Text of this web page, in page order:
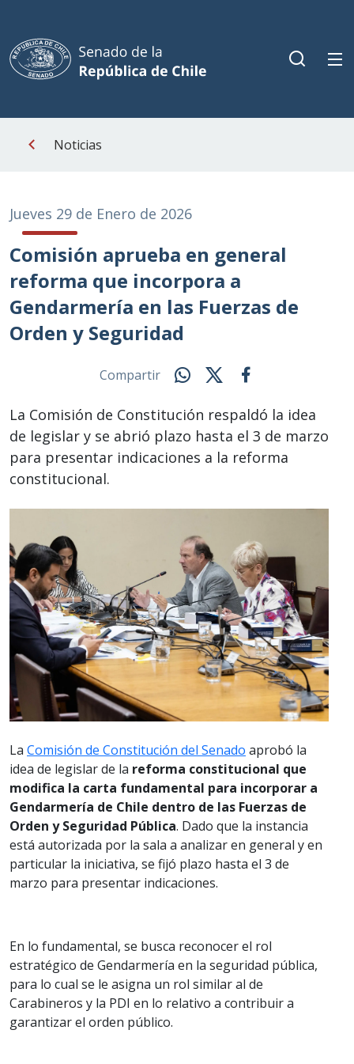
Noticias
Jueves 29 de Enero de 2026
Comisión aprueba en general
reforma que incorpora a
Gendarmería en las Fuerzas de
Orden y Seguridad
Compartir
La Comisión de Constitución respaldó la idea
de legislar y se abrió plazo hasta el 3 de marzo
para presentar indicaciones a la reforma
constitucional.
La Comisión de Constitución del Senado aprobó la
idea de legislar de la reforma constitucional que
modifica la carta fundamental para incorporar a
Gendarmería de Chile dentro de las Fuerzas de
Orden y Seguridad Pública. Dado que la instancia
está autorizada por la sala a analizar en general y en
particular la iniciativa, se fijó plazo hasta el 3 de
marzo para presentar indicaciones.
En lo fundamental, se busca reconocer el rol
estratégico de Gendarmería en la seguridad pública,
para lo cual se le asigna un rol similar al de
Carabineros y la PDI en lo relativo a contribuir a
garantizar el orden público.